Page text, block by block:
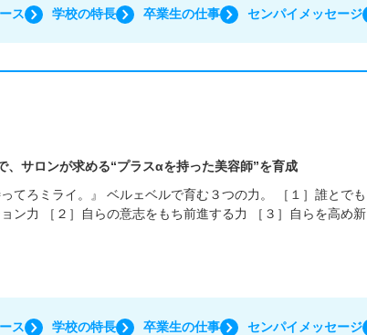
ス 学校の特長 卒業生の仕事 センパイメッセージ
、サロンが求める“プラスαを持った美容師”を育成
てろミライ。』 ベルェベルで育む３つの力。 ［１］誰とでも
ン力 ［２］自らの意志をもち前進する力 ［３］自らを高め新
ス 学校の特長 卒業生の仕事 センパイメッセージ